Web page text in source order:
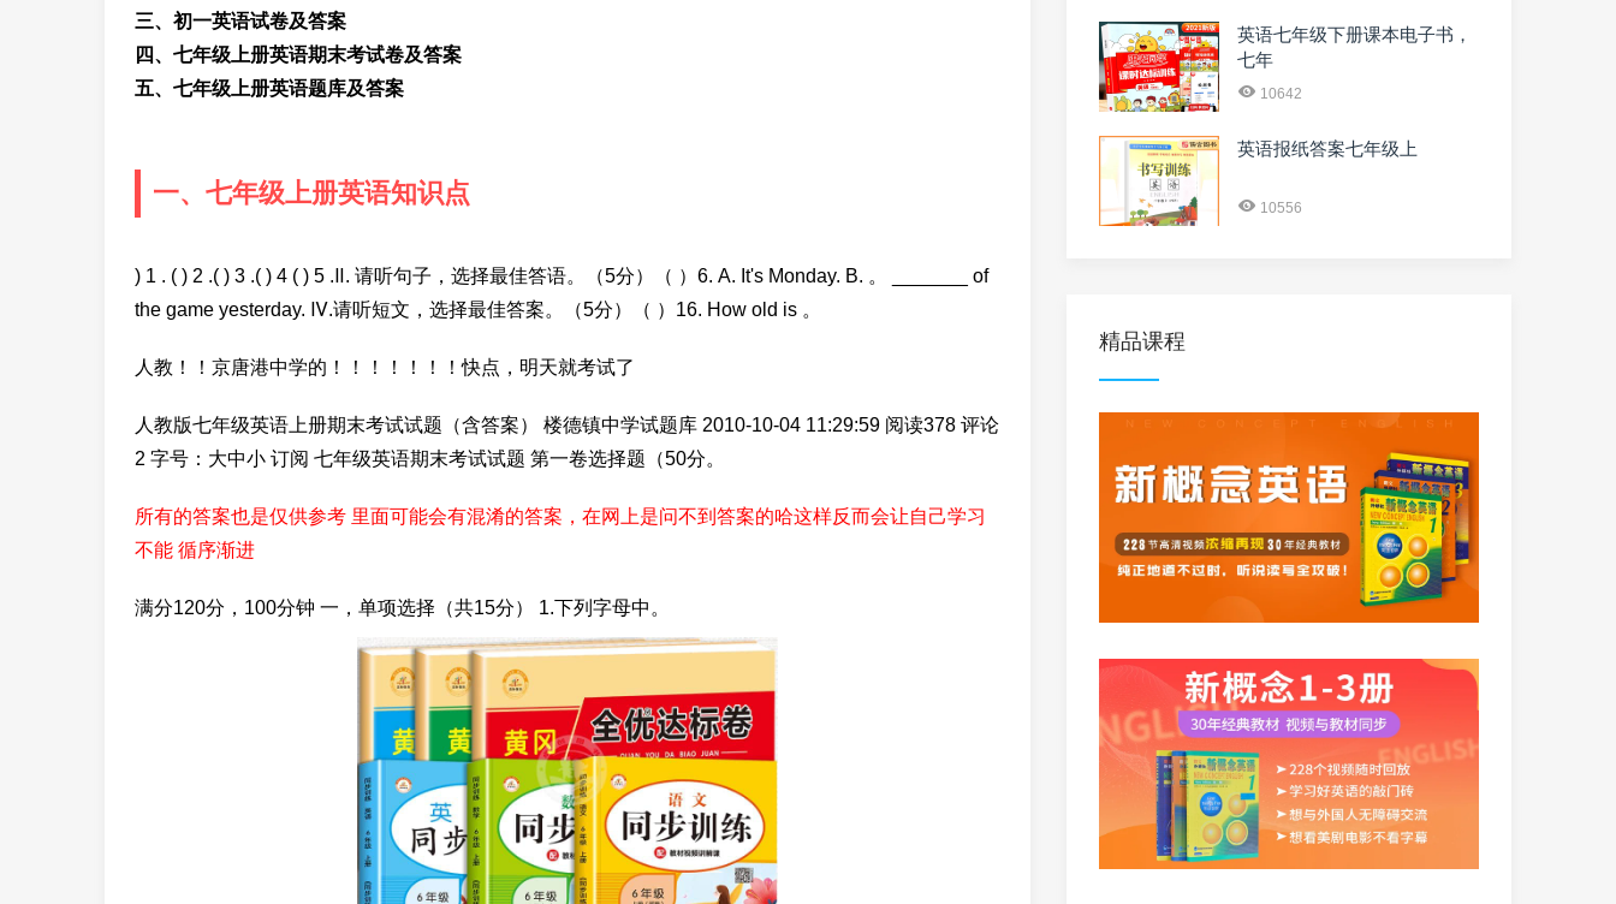
三、初一英语试卷及答案
四、七年级上册英语期末考试卷及答案
五、七年级上册英语题库及答案
一、七年级上册英语知识点
) 1 . ( ) 2 .( ) 3 .( ) 4 ( ) 5 .Ⅱ. 请听句子，选择最佳答语。（5分）（ ）6. A. It's Monday. B. 。 _______ of
the game yesterday. Ⅳ.请听短文，选择最佳答案。（5分）（ ）16. How old is 。
人教！！京唐港中学的！！！！！！！快点，明天就考试了
人教版七年级英语上册期末考试试题（含答案） 楼德镇中学试题库 2010-10-04 11:29:59 阅读378 评论
2 字号：大中小 订阅 七年级英语期末考试试题 第一卷选择题（50分。
所有的答案也是仅供参考 里面可能会有混淆的答案，在网上是问不到答案的哈这样反而会让自己学习
不能 循序渐进
满分120分，100分钟 一，单项选择（共15分） 1.下列字母中。
英语七年级下册课本电子书，
七年
10642
英语报纸答案七年级上
10556
精品课程